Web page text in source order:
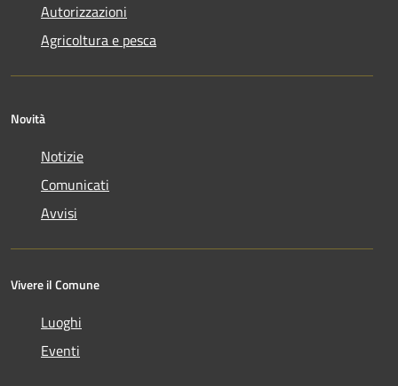
Autorizzazioni
Agricoltura e pesca
Novità
Notizie
Comunicati
Avvisi
Vivere il Comune
Luoghi
Eventi